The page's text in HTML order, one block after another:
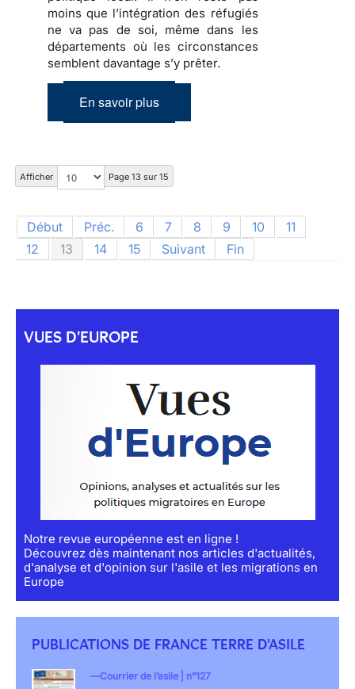
moins que l’intégration des réfugiés
ne va pas de soi, même dans les
départements où les circonstances
semblent davantage s’y prêter.
En savoir plus
Afficher Page 13 sur 15
Début Préc. 6 7 8 9 10
11
12
13 14 15 Suivant Fin
VUES D'EUROPE
Notre revue européenne est en ligne !
Découvrez dès maintenant nos articles d'actualités,
d'analyse et d'opinion sur l'asile et les migrations en
Europe
PUBLICATIONS DE FRANCE TERRE D'ASILE
Courrier de l’asile | n°127